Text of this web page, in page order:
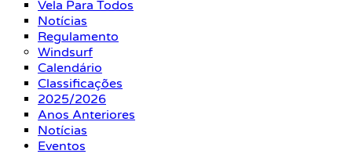
Vela Para Todos
Notícias
Regulamento
Windsurf
Calendário
Classificações
2025/2026
Anos Anteriores
Notícias
Eventos